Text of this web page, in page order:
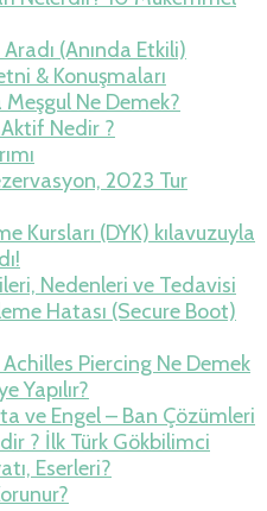
(Anında Etkili)
& Konuşmaları
Meşgul Ne Demek?
Nedir ?
2023 Tur
Kursları (DYK) kılavuzuyla
Nedenleri ve Tedavisi
Hatası (Secure Boot)
Piercing Ne Demek
Yapılır?
ve Engel – Ban Çözümleri
? İlk Türk Gökbilimci
Eserleri?